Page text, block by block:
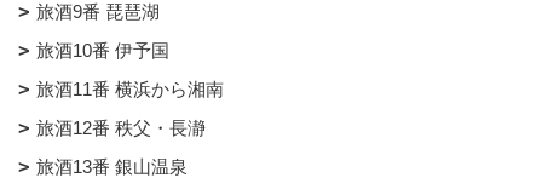
旅酒9番 琵琶湖
旅酒10番 伊予国
旅酒11番 横浜から湘南
旅酒12番 秩父・長瀞
旅酒13番 銀山温泉